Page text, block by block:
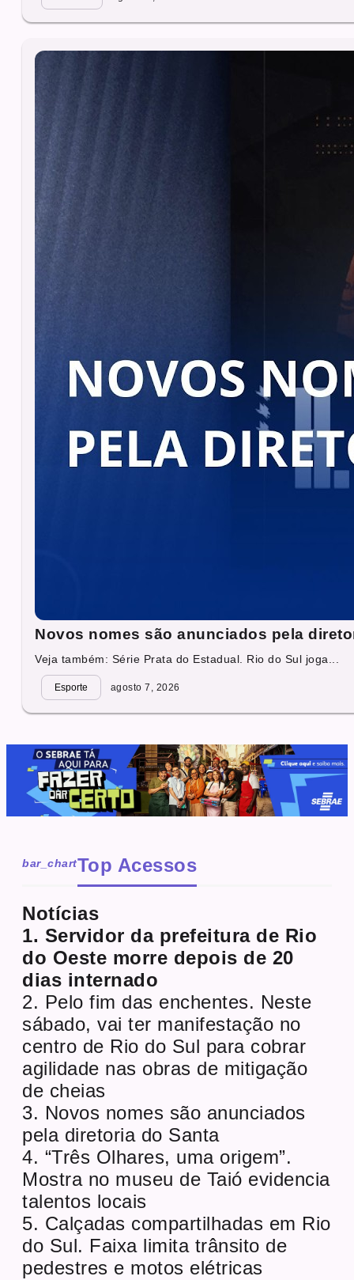
Novos nomes são anunciados pela
Veja também: Série Prata do Estadual. Rio do Sul joga...
Esporte agosto 7, 2026
bar_chartTop Acessos
Notícias
1. Servidor da prefeitura de Rio
do Oeste morre depois de 20
dias internado
2. Pelo fim das enchentes. Neste
sábado, vai ter manifestação no
centro de Rio do Sul para cobrar
agilidade nas obras de mitigação
de cheias
3. Novos nomes são anunciados
pela diretoria do Santa
4. “Três Olhares, uma origem”.
Mostra no museu de Taió evidencia
talentos locais
5. Calçadas compartilhadas em Rio
do Sul. Faixa limita trânsito de
pedestres e motos elétricas